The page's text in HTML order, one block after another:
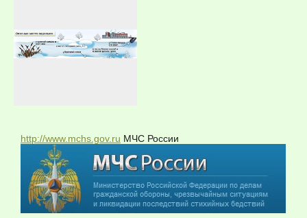
http://www.mchs.gov.ru МЧС России